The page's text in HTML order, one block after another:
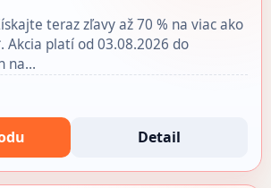
teraz zľavy až 70 % na viac ako
Akcia platí od 03.08.2026 do
na…
Detail